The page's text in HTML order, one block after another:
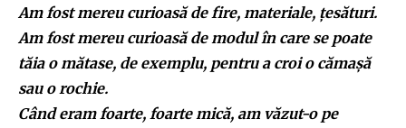
Am fost mereu curioasă de fire, materiale, țesături.
Am fost mereu curioasă de modul în care se poate
tăia o mătase, de exemplu, pentru a croi o cămașă
sau o rochie.
Când eram foarte, foarte mică, am văzut-o pe